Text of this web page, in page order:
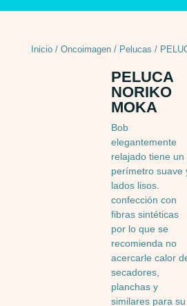
Inicio/ Oncoimagen/ Pelucas /
PELUCA
NORIKO
MOKA
Bob
elegantemente
relajado tiene un
perímetro suave
lados lisos.
confección con
fibras sintéticas
por lo que se
recomienda no
acercarle calor
secadores,
planchas y
similares para su